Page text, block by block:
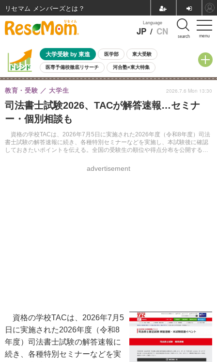
menu
Language
JP / CN search
大学受験 by 東進 医学部 東大受験
医専予備校徹底リサーチ 河合塾×東大特集
親子で考える大学選び 高校受験 中学受験 小学校受験
共通テスト 夏休み
8月開催イベント・WS 全国公立高校 過去問 人気記事
自由研究教材（小学生向け）
司法書士試験2026、TACが解答速報…セミナ
ー・個別相談も
資格の学校TACは、2026年7月5日に実施された2026年度（令和8年度）司法
書士試験の解答速報に続き、各種特別セミナーなどを実施し、本試験後に確認
しておきたいポイントを伝える。全国の受験生の順位や得点分布を公開する
教育・受験 大学生
advertisement
2026.7.6 Mon 13:30
資格の学校TACは、2026年7月5
日に実施された2026年度（令和8
年度）司法書士試験の解答速報に
続き、各種特別セミナーなどを実
リセマム メンバーズ